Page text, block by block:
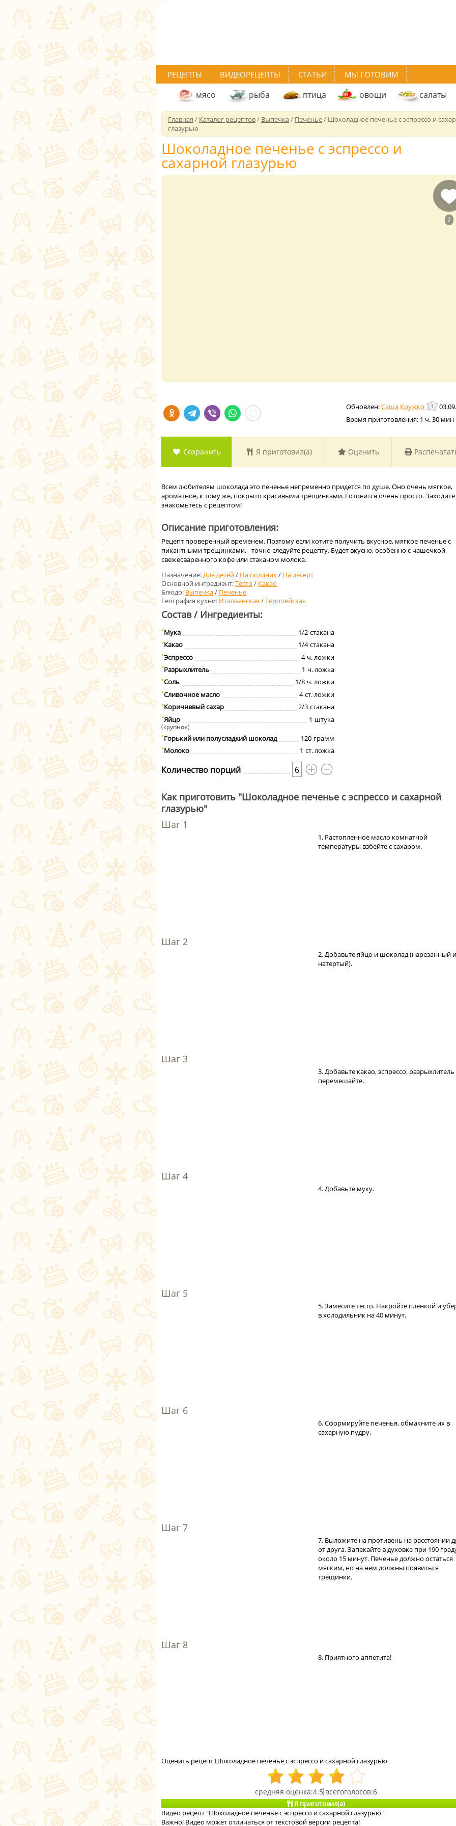
РЕЦЕПТЫ ВИДЕОРЕЦЕПТЫ СТАТЬИ МЫ ГОТОВИМ
мясо рыба птица овощи салаты
Главная / Каталог рецептов/ Выпечка/ Печенье/ Шоколадное печенье с эспрессо и
глазурью
Шоколадное печенье с эспрессо и
сахарной глазурью
2
Саша Кружко
Время приготовления: 1 ч. 30 мин
Сохранить Я приготовил(а) Оценить
Всем любителям шоколада это печенье непременно придется по душе. Оно очень мягкое,
ароматное, к тому же, покрыто красивыми трещинками. Готовится очень просто.
знакомьтесь с рецептом!
Описание приготовления:
Рецепт проверенный временем. Поэтому если хотите получить вкусное, мягкое печенье с
пикантными трещинками, - точно следуйте рецепту. Будет вкусно, особенно с чашечкой
свежесваренного кофе или стаканом молока.
Назначение:Для детей/ На полдник/ На десерт
Основной ингредиент:Тесто / Какао
Блюдо: Выпечка/ Печенье
География кухни: Итальянская/ Европейская
Состав / Ингредиенты:
Мука 1/2 стакана
Какао
1/4 стакана
Эспрессо
4 ч. ложки
Разрыхлитель
1 ч. ложка
Соль
1/8 ч. ложки
Сливочное масло
4 ст. ложки
Коричневый сахар
2/3 стакана
Яйцо
1 штука
(крупное)
Горький или полусладкий шоколад 120 грамм
Молоко
1 ст. ложка
Количество порций 6
Как приготовить "Шоколадное печенье с эспрессо и сахарной
глазурью"
1. Растопленное масло комнатной
температуры взбейте с сахаром.
2. Добавьте яйцо и шоколад (нарезанный
натертый).
3. Добавьте какао, эспрессо,
перемешайте.
4. Добавьте муку.
5. Замесите тесто. Накройте пленкой и
в холодильник на 40 минут.
6. Сформируйте печенья, обмакните их в
сахарную пудру.
7. Выложите на противень на расстоянии
от друга. Запекайте в духовке при 190
около 15 минут. Печенье должно остаться
мягким, но на нем должны появиться
трещинки.
8. Приятного аппетита!
Оценить рецепт Шоколадное печенье с эспрессо и сахарной глазурью
4.5 6
Я приготовил(а)
Видео рецепт "Шоколадное печенье с эспрессо и сахарной глазурью"
Важно! Видео может отличаться от текстовой версии рецепта!